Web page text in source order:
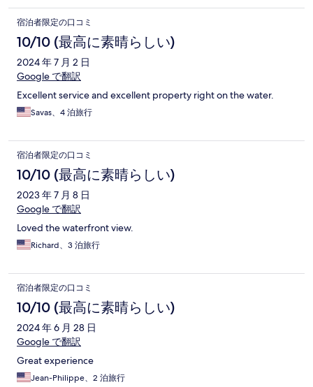
宿泊者限定の口コミ
10/10 (最高に素晴らしい)
2024 年 7 月 2 日
Google で翻訳
Excellent service and excellent property right on the water.
Savas、4 泊旅行
宿泊者限定の口コミ
10/10 (最高に素晴らしい)
2023 年 7 月 8 日
Google で翻訳
Loved the waterfront view.
Richard、3 泊旅行
宿泊者限定の口コミ
10/10 (最高に素晴らしい)
2024 年 6 月 28 日
Google で翻訳
Great experience
Jean-Philippe、2 泊旅行